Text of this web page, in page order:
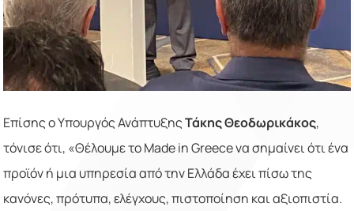
Επίσης ο Υπουργός ΑνάπτυξηςΤάκης Θεοδωρικάκος,
τόνισε ότι, «Θέλουμε το Made in Greece να σημαίνει ότι ένα
προϊόν ή μια υπηρεσία από την Ελλάδα έχει πίσω της
κανόνες, πρότυπα, ελέγχους, πιστοποίηση και αξιοπιστία.